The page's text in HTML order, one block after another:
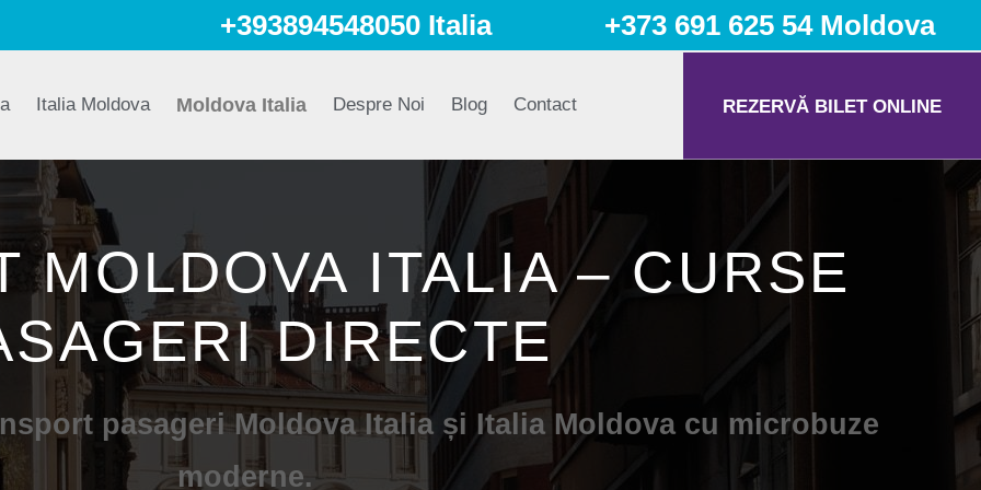
+393894548050 Italia +373 691 625 54 Moldova
Italia Moldova Moldova Italia Despre Noi Blog Contact REZERVĂ BILET ONLINE
MOLDOVA ITALIA – CURSE
DIRECTE
pasageri Moldova Italia și Italia Moldova cu microbuze
moderne.